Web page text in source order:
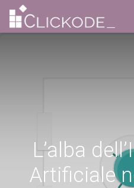
L’alba
Artificiale